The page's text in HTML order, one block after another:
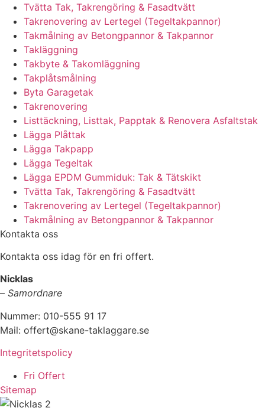
Tvätta Tak, Takrengöring & Fasadtvätt
Takrenovering av Lertegel (Tegeltakpannor)
Takmålning av Betongpannor & Takpannor
Takläggning
Takbyte & Takomläggning
Takplåtsmålning
Byta Garagetak
Takrenovering
Listtäckning, Listtak, Papptak & Renovera Asfaltstak
Lägga Plåttak
Lägga Takpapp
Lägga Tegeltak
Lägga EPDM Gummiduk: Tak & Tätskikt
Tvätta Tak, Takrengöring & Fasadtvätt
Takrenovering av Lertegel (Tegeltakpannor)
Takmålning av Betongpannor & Takpannor
Kontakta oss
Kontakta oss idag för en fri offert.
Nicklas
– Samordnare
Nummer: 010-555 91 17
Mail: offert@skane-taklaggare.se
Integritetspolicy
Fri Offert
Sitemap